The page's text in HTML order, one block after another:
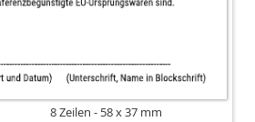
8 Zeilen 58 x 37 mm